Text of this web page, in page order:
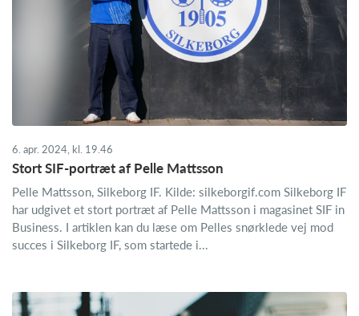
6. apr. 2024, kl. 19.46
Stort SIF-portræt af Pelle Mattsson
Pelle Mattsson, Silkeborg IF. Kilde: silkeborgif.com Silkeborg IF
har udgivet et stort portræt af Pelle Mattsson i magasinet SIF in
Business. I artiklen kan du læse om Pelles snørklede vej mod
succes i Silkeborg IF, som startede i...